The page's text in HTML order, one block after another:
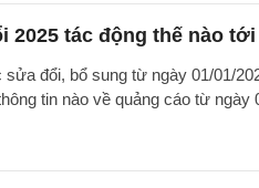
2025 tác động thế nào
đổi, bổ sung từ ngày 01/01/
tin nào về quảng cáo từ ngày